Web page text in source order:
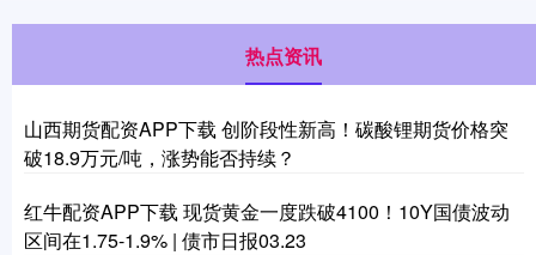
热点资讯
山西期货配资APP下载 创阶段性新高！碳酸锂期货价格突
破18.9万元/吨，涨势能否持续？
红牛配资APP下载 现货黄金一度跌破4100！10Y国债波动
区间在1.75-1.9% | 债市日报03.23